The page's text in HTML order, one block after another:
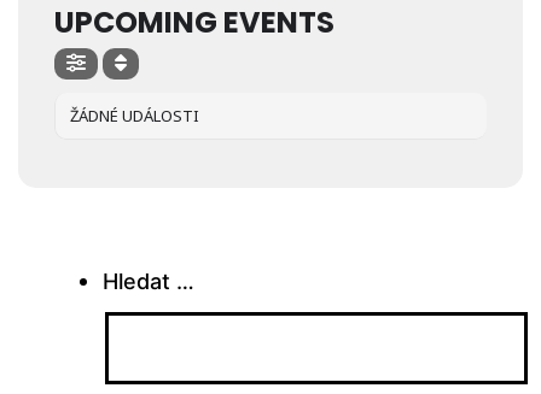
UPCOMING EVENTS
ŽÁDNÉ UDÁLOSTI
Hledat …